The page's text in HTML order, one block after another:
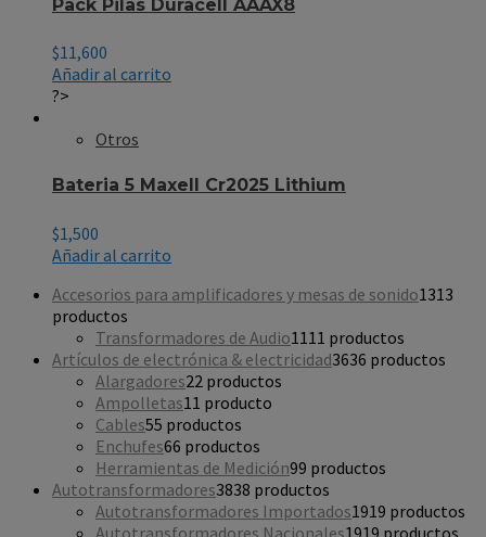
Pack Pilas Duracell AAAX8
$11,600
Añadir al carrito
?>
Otros
Bateria 5 Maxell Cr2025 Lithium
$1,500
Añadir al carrito
Accesorios para amplificadores y mesas de sonido1313
productos
Transformadores de Audio11 11 productos
Artículos de electrónica & electricidad3636 productos
Alargadores22 productos
Ampolletas1 1 producto
Cables55 productos
Enchufes66 productos
Herramientas de Medición99 productos
Autotransformadores3838 productos
Autotransformadores Importados1919 productos
Autotransformadores Nacionales1919 productos